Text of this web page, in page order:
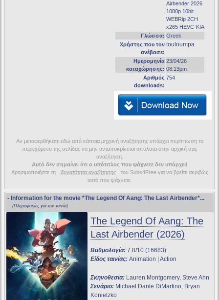
Airbender 2026
1080p 10bit
WEBRip 2CH
x265 HEVC-KIA
Γλώσσα: Greek
Χρήστης που τον
ανέβασε:
touloumpa
Ημερομηνία
καταχώρησης:
23/04/26
08:13pm
Αριθμός
downloads:
754
Αν μεταφερθήκατε εδώ από κάποια μηχανή αναζήτησης υπάρχει περίπτωση το
περιεχόμενο της σελίδας να μην ανταποκρίνεται απόλυτα στην αρχική σας
αναζήτηση.
Αυτό δεν σημαίνει ότι ο υπότιτλος που ψάχνετε δεν υπάρχει!
Χρησιμοποιήστε τη
δυνατότητα αναζήτησης
του Subs4Free για να βρείτε ακριβώς
αυτό που ψάχνετε.
- Information for the movie *The Legend Of Aang: The Last Airbender*...
(Πληροφορίες για την ταινία)
The Legend Of Aang: The
Last Airbender (2026)
Βαθμολογία: 7.8/10 (16683)
Είδος ταινίας: Animation | Action
Σκηνοθεσία: Lauren Montgomery, Steve Ahn
Σενάριο: Michael Dante DiMartino, Bryan
Konietzko